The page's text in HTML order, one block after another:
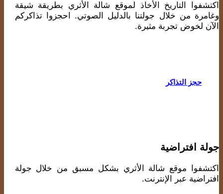
اكتشفوا التاريخ الأخاذ لموقع شالة الأثري بطريقة شيقة
وغامرة من خلال جولتنا بالدليل الصوتي. احجزوا تذاكركم
الآن لخوض تجربة مثيرة.
حجز التذاكر
جولة افتراضية
اكتشفوا موقع شالة الأثري بشكل مسبق من خلال جولة
افتراضية عبر الإنترنت.